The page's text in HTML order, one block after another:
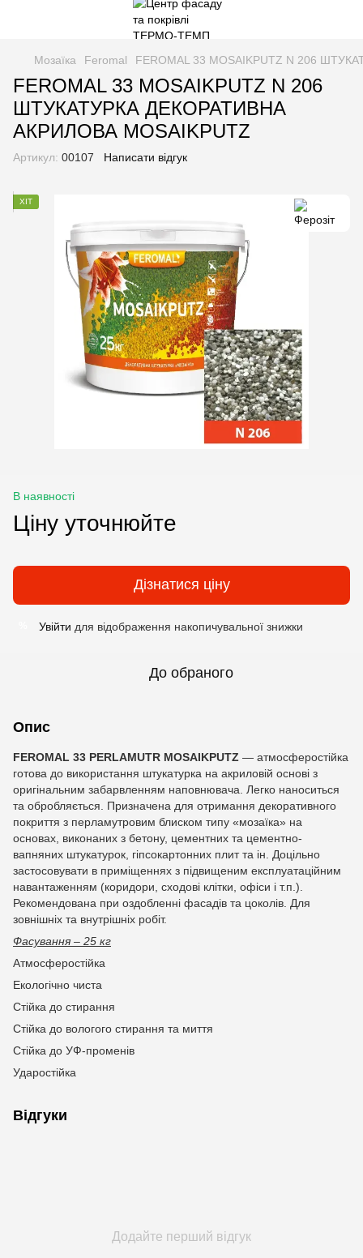
Мозаїка Feromal FEROMAL 33 MOSAIKPUTZ N 206
FEROMAL 33 MOSAIKPUTZ N 206
ШТУКАТУРКА ДЕКОРАТИВНА
АКРИЛОВА MOSAIKPUTZ
Артикул: 00107 Написати відгук
ХІТ
В наявності
Ціну уточнюйте
Дізнатися ціну
Увійти для відображення накопичувальної знижки
До обраного
Опис
FEROMAL 33 PERLAMUTR MOSAIKPUTZ — атмосферостійка
готова до використання штукатурка на акриловій основі з
оригінальним забарвленням наповнювача. Легко наноситься
та обробляється. Призначена для отримання декоративного
покриття з перламутровим блиском типу «мозаїка» на
основах, виконаних з бетону, цементних та цементно-
вапняних штукатурок, гіпсокартонних плит та ін. Доцільно
застосовувати в приміщеннях з підвищеним експлуатаційним
навантаженням (коридори, сходові клітки, офіси і т.п.).
Рекомендована при оздобленні фасадів та цоколів. Для
зовнішніх та внутрішніх робіт.
Фасування – 25 кг
Атмосферостійка
Екологічно чиста
Стійка до стирання
Стійка до вологого стирання та миття
Стійка до УФ-променів
Ударостійка
Відгуки
Додайте перший відгук